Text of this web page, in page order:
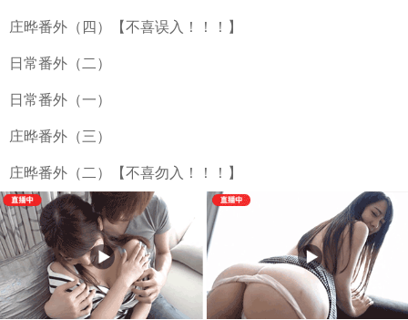
庄晔番外（四）【不喜误入！！！】
日常番外（二）
日常番外（一）
庄晔番外（三）
庄晔番外（二）【不喜勿入！！！】